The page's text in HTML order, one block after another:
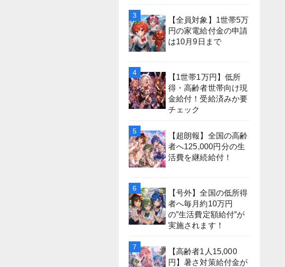
【全員対象】1世帯5万
円の家電給付金の申請
は10月9日まで
【1世帯1万円】低所
得・高齢者世帯向け現
金給付！受給済みか要
チェック
【超朗報】全国の高齢
者へ125,000円分の生
活費を継続給付！
【号外】全国の低所得
者へ毎月約10万円
の”生活費定額給付”が
実施されます！
【高齢者1人15,000
円】暑さ対策給付金が